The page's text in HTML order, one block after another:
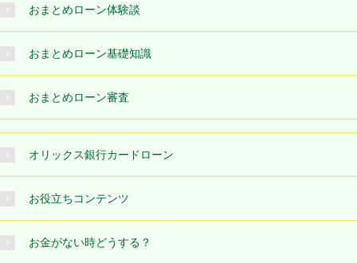
おまとめローン体験談
おまとめローン基礎知識
おまとめローン審査
オリックス銀行カードローン
お役立ちコンテンツ
お金がない時どうする？